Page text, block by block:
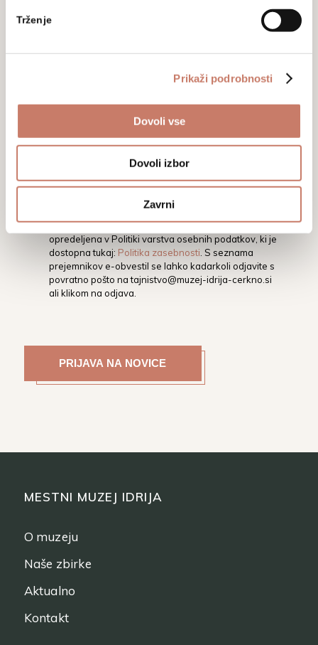
Trženje
Prikaži podrobnosti
Dovoli vse
Dovoli izbor
Zavrni
aktualnim dogodkom, prireditvam in
da vas Mestni muzej Idrija na vaš elektronski naslov
obvešča o dogodkih, aktivnostih in novostih.
Podrobnejša določila glede varstva osebnih
podatkov ter pravic in obveznosti v tej zvezi, so
opredeljena v Politiki varstva osebnih podatkov, ki je
dostopna tukaj: Politika zasebnosti . S seznama
prejemnikov e-obvestil se lahko kadarkoli odjavite s
povratno pošto natajnistvo@muzej-idrija-cerkno.si
ali klikom na odjava.
MESTNI MUZEJ IDRIJA
O muzeju
Naše zbirke
Aktualno
Kontakt